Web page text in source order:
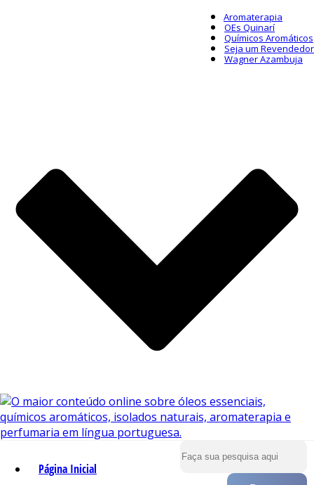
Aromaterapia
OEs Quinarí
Químicos Aromáticos
Seja um Revendedor
Wagner Azambuja
Página Inicial